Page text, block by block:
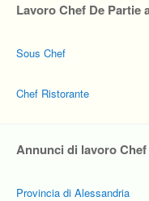
Lavoro Chef De Partie
Sous Chef
Chef Ristorante
Annunci di lavoro
Provincia di Alessandria